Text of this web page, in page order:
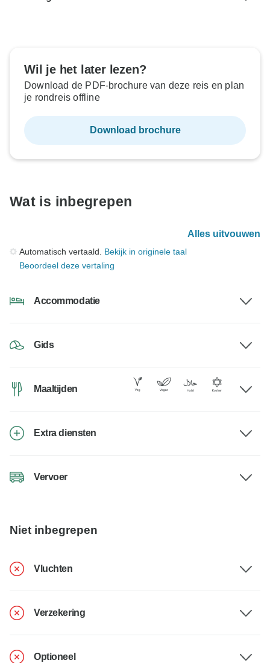
Wil je het later lezen?
Download de PDF-brochure van deze reis en plan
je rondreis offline
Download brochure
Wat is inbegrepen
Alles uitvouwen
Automatisch vertaald. Bekijk in originele taal
Beoordeel deze vertaling
Accommodatie
Gids
Maaltijden
Extra diensten
Vervoer
Niet inbegrepen
Vluchten
Verzekering
Optioneel